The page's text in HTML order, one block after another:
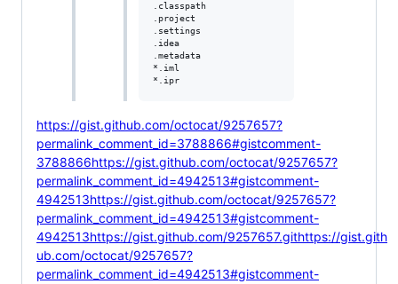
.classpath
.project
.settings
.idea
.metadata
*.iml
https://gist.github.com/octocat/9257657?
permalink_comment_id=3788866#gistcomment-
3788866https://gist.github.com/octocat/9257657?
permalink_comment_id=4942513#gistcomment-
4942513https://gist.github.com/octocat/9257657?
permalink_comment_id=4942513#gistcomment-
4942513https://gist.github.com/9257657.githttps://gist.gith
ub.com/octocat/9257657?
permalink_comment_id=4942513#gistcomment-